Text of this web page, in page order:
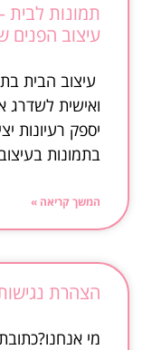
תמונות לבית
עיצוב הפנים
עיצוב הבית
ואישית לשדרג
יספק רעיונות
בתמונות
המשך קריאה »
הצהרת